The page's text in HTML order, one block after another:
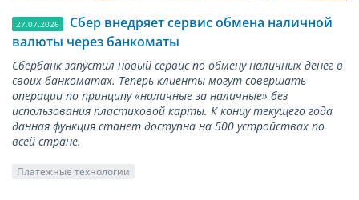
27.07.2026
Сбер внедряет сервис обмена наличной
валюты через банкоматы
Сбербанк запустил новый сервис по обмену наличных денег в
своих банкоматах. Теперь клиенты могут совершать
операции по принципу «наличные за наличные» без
использования пластиковой карты. К концу текущего года
данная функция станет доступна на 500 устройствах по
всей стране.
Платежные технологии